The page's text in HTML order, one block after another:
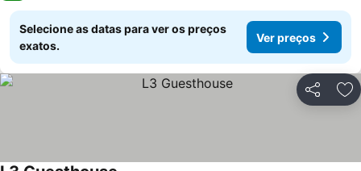
Selecione as datas para ver os preços
exatos.
Ver preços
Partilhar